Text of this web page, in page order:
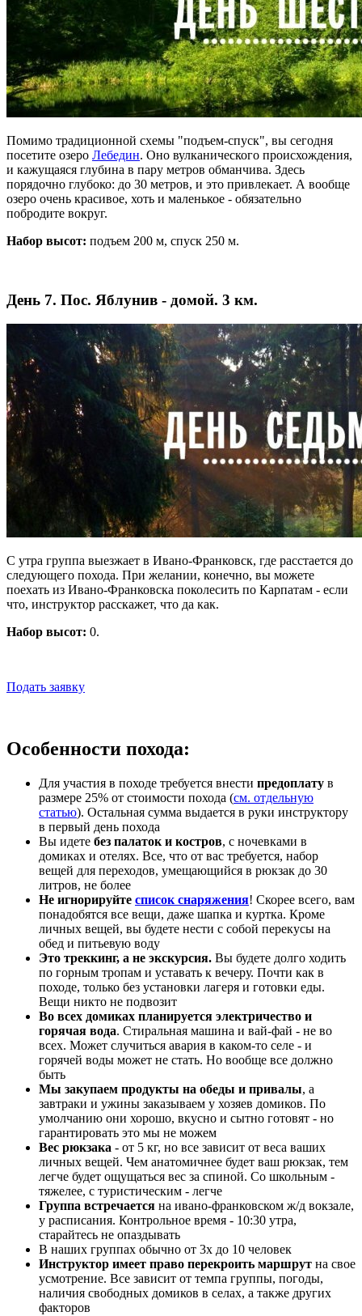
Помимо традиционной схемы "подъем-спуск", вы сегодня
посетите озеро Лебедин. Оно вулканического происхождения,
и кажущаяся глубина в пару метров обманчива. Здесь
порядочно глубоко: до 30 метров, и это привлекает. А вообще
озеро очень красивое, хоть и маленькое - обязательно
побродите вокруг.
Набор высот: подъем 200 м, спуск 250 м.
День 7. Пос. Яблунив - домой. 3 км.
С утра группа выезжает в Ивано-Франковск, где расстается до
следующего похода. При желании, конечно, вы можете
поехать из Ивано-Франковска поколесить по Карпатам - если
что, инструктор расскажет, что да как.
Набор высот: 0.
Подать заявку
Особенности похода:
Для участия в походе требуется внести предоплату в
размере 25% от стоимости похода (см. отдельную
статью). Остальная сумма выдается в руки инструктору
в первый день похода
Вы идете без палаток и костров, с ночевками в
домиках и отелях. Все, что от вас требуется, набор
вещей для переходов, умещающийся в рюкзак до 30
литров, не более
Не игнорируйте список снаряжения! Скорее всего, вам
понадобятся все вещи, даже шапка и куртка. Кроме
личных вещей, вы будете нести с собой перекусы на
обед и питьевую воду
Это треккинг, а не экскурсия. Вы будете долго ходить
по горным тропам и уставать к вечеру. Почти как в
походе, только без установки лагеря и готовки еды.
Вещи никто не подвозит
Во всех домиках планируется электричество и
горячая вода. Стиральная машина и вай-фай - не во
всех. Может случиться авария в каком-то селе - и
горячей воды может не стать. Но вообще все должно
быть
Мы закупаем продукты на обеды и привалы, а
завтраки и ужины заказываем у хозяев домиков. По
умолчанию они хорошо, вкусно и сытно готовят - но
гарантировать это мы не можем
Вес рюкзака - от 5 кг, но все зависит от веса ваших
личных вещей. Чем анатомичнее будет ваш рюкзак, тем
легче будет ощущаться вес за спиной. Со школьным -
тяжелее, с туристическим - легче
Группа встречается на ивано-франковском ж/д вокзале,
у расписания. Контрольное время - 10:30 утра,
старайтесь не опаздывать
В наших группах обычно от 3х до 10 человек
Инструктор имеет право перекроить маршрут на свое
усмотрение. Все зависит от темпа группы, погоды,
наличия свободных домиков в селах, а также других
факторов